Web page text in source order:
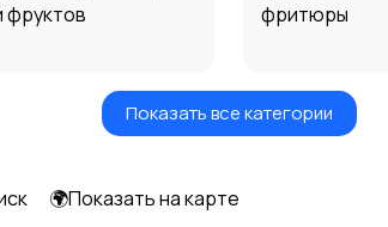
фруктов
фритюры
Мультиварки и
Кухонные весы
Показать все категории
🌍Показать на карте